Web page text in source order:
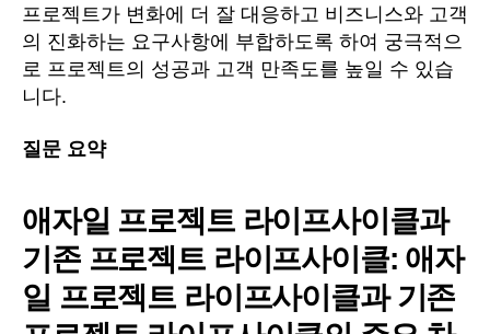
프로젝트가 변화에 더 잘 대응하고 비즈니스와 고객
의 진화하는 요구사항에 부합하도록 하여 궁극적으
로 프로젝트의 성공과 고객 만족도를 높일 수 있습
니다.
질문 요약
애자일 프로젝트 라이프사이클과
기존 프로젝트 라이프사이클: 애자
일 프로젝트 라이프사이클과 기존